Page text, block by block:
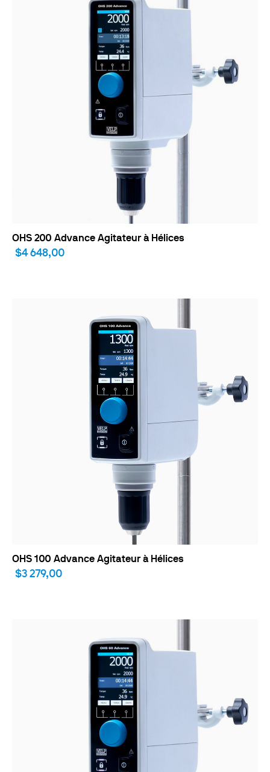
OHS 200 Advance Agitateur à Hélices
$4 648,00
OHS 100 Advance Agitateur à Hélices
$3 279,00